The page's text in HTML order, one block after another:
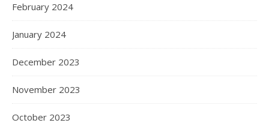
February 2024
January 2024
December 2023
November 2023
October 2023